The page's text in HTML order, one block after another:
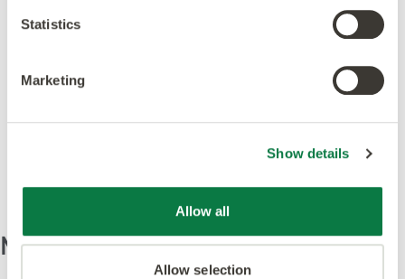
Statistics
Marketing
Show details
Allow all
Allow selection
Modelo